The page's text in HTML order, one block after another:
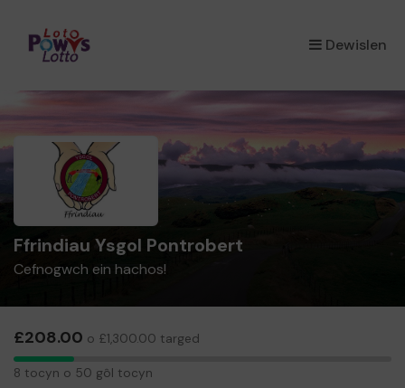
Dewislen
×
Ffrindiau Ysgol Pontrobert
Cefnogwch ein hachos!
£208.00 o £1,300.00 targed
8
tocyn
8 tocyn o 50 gôl tocyn